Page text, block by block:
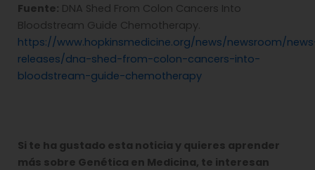
Fuente: DNA Shed From Colon Cancers Into
Bloodstream Guide Chemotherapy.
https://www.hopkinsmedicine.org/news/newsroom/
releases/dna-shed-from-colon-cancers-into-
bloodstream-guide-chemotherapy
Si te ha gustado esta noticia y quieres aprender
más sobre Genética en Medicina, te interesan